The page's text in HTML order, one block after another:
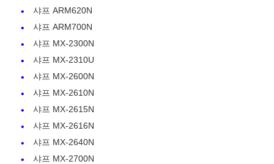
샤프 ARM620N
샤프 ARM700N
샤프 MX-2300N
샤프 MX-2310U
샤프 MX-2600N
샤프 MX-2610N
샤프 MX-2615N
샤프 MX-2616N
샤프 MX-2640N
샤프 MX-2700N